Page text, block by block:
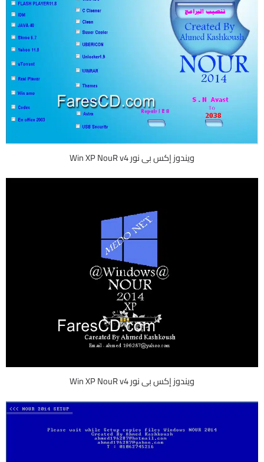
ويندوز إكس بى نور Win XP NouR v4
ويندوز إكس بى نور Win XP NouR v4